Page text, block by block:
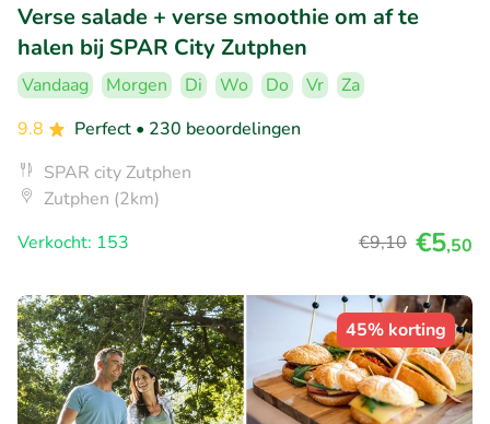
Verse salade + verse smoothie om af te
halen bij SPAR City Zutphen
Vandaag Morgen Di Wo Do Vr
Za
9.8
Perfect • 230 beoordelingen
SPAR city Zutphen
Zutphen (2km)
Verkocht: 153
€9,10 €5,50
45% korting